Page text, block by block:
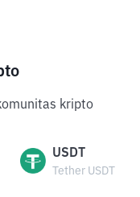
kripto
USDT
Tether USDT